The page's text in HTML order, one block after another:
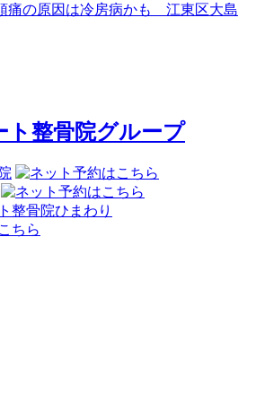
痛の原因は冷房病かも 江東区大島